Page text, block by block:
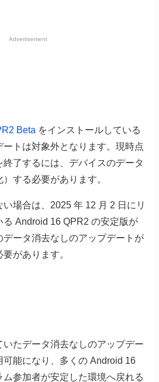
Advertisement
Beta をインストールしている
トは対象外となります。現時点
了するには、デバイスのデータ
する必要があります。
場合は、2025 年 12 月 2 日にリ
る Android 16 QPR2 の安定版が
ータ消去なしのアップデートが
があります。
たデータ消去なしのアップデー
可能になり、多くの Android 16
参加者が安定した環境へ戻れる